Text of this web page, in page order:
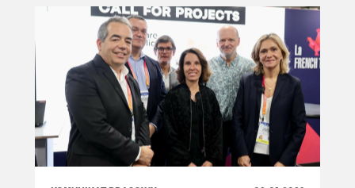
opracowują pokładową
ładowarkę dwukierunkową
wysokiej wydajności